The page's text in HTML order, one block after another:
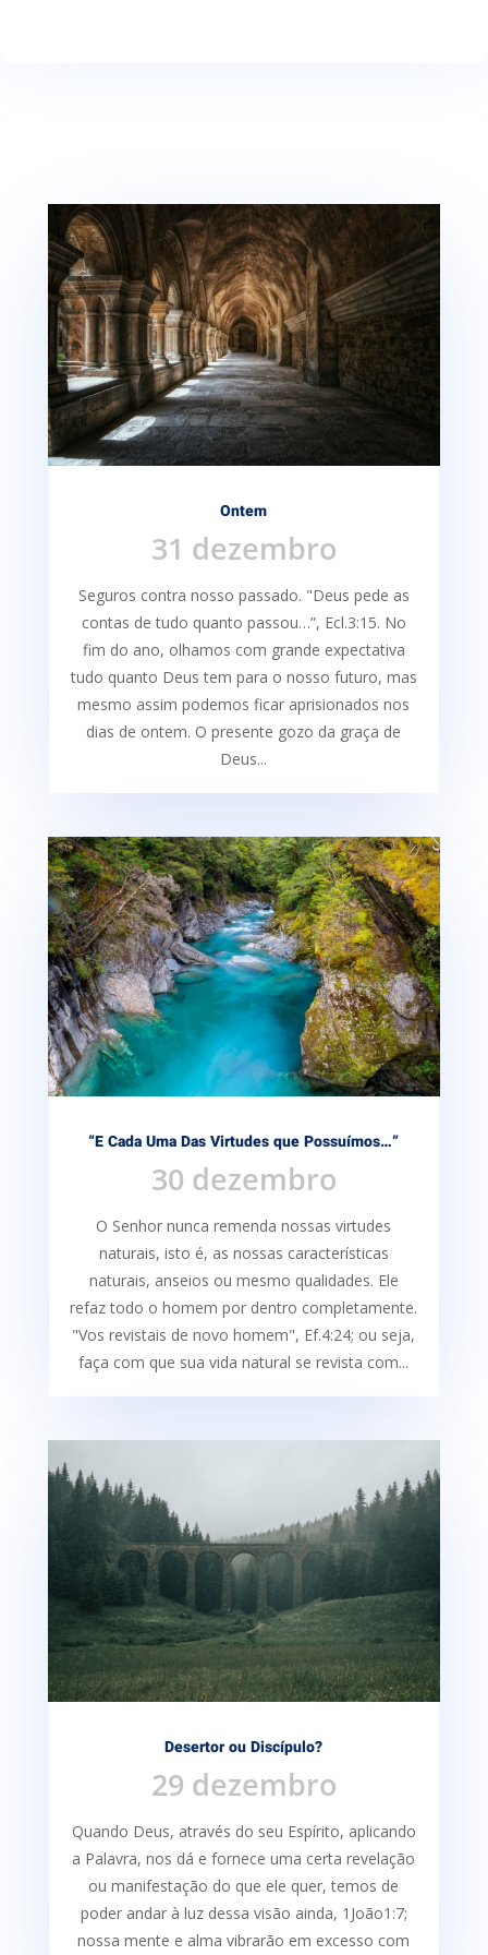
Ontem
31 dezembro
Seguros contra nosso passado. "Deus pede as
contas de tudo quanto passou…”, Ecl.3:15. No
fim do ano, olhamos com grande expectativa
tudo quanto Deus tem para o nosso futuro, mas
mesmo assim podemos ficar aprisionados nos
dias de ontem. O presente gozo da graça de
Deus...
“E Cada Uma Das Virtudes que Possuímos…”
30 dezembro
O Senhor nunca remenda nossas virtudes
naturais, isto é, as nossas características
naturais, anseios ou mesmo qualidades. Ele
refaz todo o homem por dentro completamente.
"Vos revistais de novo homem", Ef.4:24; ou seja,
faça com que sua vida natural se revista com...
Desertor ou Discípulo?
29 dezembro
Quando Deus, através do seu Espírito, aplicando
a Palavra, nos dá e fornece uma certa re­velação
ou manifestação do que ele quer, temos de
poder andar à luz dessa visão ainda, 1João1:7;
nossa mente e alma vibrarão em excesso com